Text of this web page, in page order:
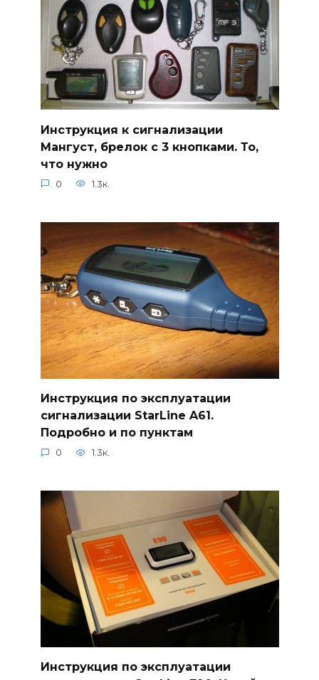
Инструкция к сигнализации
Мангуст, брелок с 3 кнопками. То,
что нужно
0 1.3к.
Инструкция по эксплуатации
сигнализации StarLine A61.
Подробно и по пунктам
0 1.3к.
Инструкция по эксплуатации